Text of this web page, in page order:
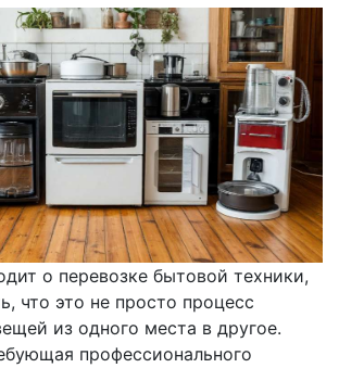
о перевозке бытовой техники,
что это не просто процесс
из одного места в другое.
профессионального